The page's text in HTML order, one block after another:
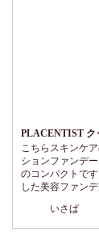
PLACENTIST ク
こちらスキンケ
ションファンデ
のコンパクトで
した美容ファン
への密着となじ
りも好き♪ 肌の
肌で明るく見え
いさぱ